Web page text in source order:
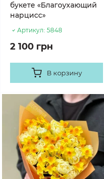
букете «Благоухающий
нарцисс»
Артикул: 5848
2 100 грн
В корзину